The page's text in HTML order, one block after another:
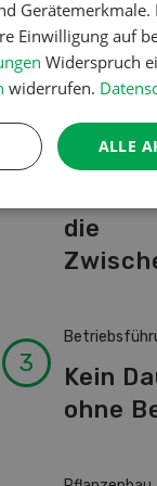
von A-
Pflanzenbau
die
Kein
ohne
Einwilligung auf
Widerspruch
widerrufen.
ALLE